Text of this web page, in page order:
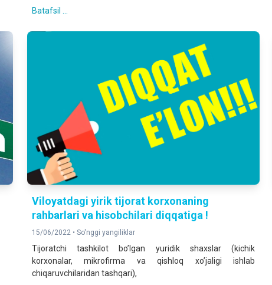
Batafsil ...
Viloyatdagi yirik tijorat korxonаning
rahbarlari va hisobchilari diqqatiga !
15/06/2022 • So'nggi yangiliklar
Tijoratchi tashkilot boʼlgan yuridik shaxslar (kichik
korxonalar, mikrofirma va qishloq xoʼjaligi ishlab
chiqaruvchilaridan tashqari),